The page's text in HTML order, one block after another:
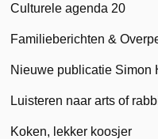
Culturele agenda 20
Familieberichten &
Nieuwe publicatie Simon
Luisteren naar arts of
Koken, lekker koosjer